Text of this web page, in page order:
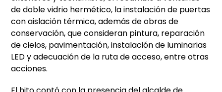
de doble vidrio hermético, la instalación de puertas
con aislación térmica, además de obras de
conservación, que consideran pintura, reparación
de cielos, pavimentación, instalación de luminarias
LED y adecuación de la ruta de acceso, entre otras
acciones.